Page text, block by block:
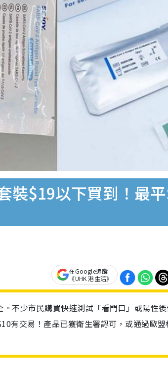
裝$19以下買到！最
在Google追蹤
《UHK 港生活》
不少市民購買快速測試「看門口」或陽性
有交易！產品已獲衛生署認可，或通過歐盟